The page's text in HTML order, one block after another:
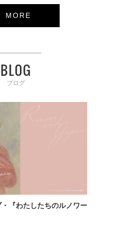
MORE
BLOG
ブログ
『わたしたちのルノワー